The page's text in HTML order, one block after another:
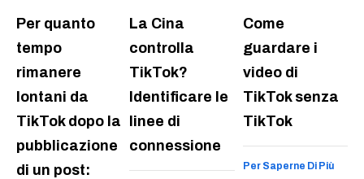
Per quanto
tempo
rimanere
lontani da
TikTok dopo la
pubblicazione
di un post:
La Cina
controlla
TikTok?
Identificare le
linee di
connessione
Come
guardare i
video di
TikTok senza
TikTok
Per Saperne Di Più